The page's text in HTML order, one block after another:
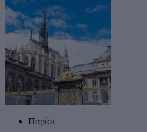
Παρίσι